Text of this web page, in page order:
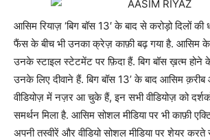
आसिम रियाज़ ‘बिग बॉस 13′ के बाद से करोड़ो दिलों
फैंस के बीच भी उनका क्रेज़ काफ़ी बढ़ गया है.
उनके स्टाइल स्टेटमेंट पर फ़िदा हैं. बिग बॉस ख़त्म
उनके लिए दीवाने हैं. बिग बॉस 13’ के बाद आसिम
वीडियोज़ में नज़र आ चुके हैं, इन सभी वीडियोज़ को
समर्थन मिला है. आसिम सोशल मीडिया पर भी काफ़ी
अपनी तस्वीरें और वीडियो सोशल मीडिया पर शेयर करते